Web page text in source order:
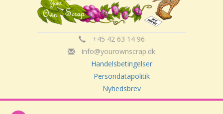
+45 42 63 14 96
info@yourownscrap.dk
Handelsbetingelser
Persondatapolitik
Nyhedsbrev
Om Your Own Scrap